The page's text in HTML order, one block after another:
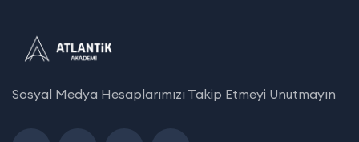
Sosyal Medya Hesaplarımızı Takip Etmeyi Unutmayın